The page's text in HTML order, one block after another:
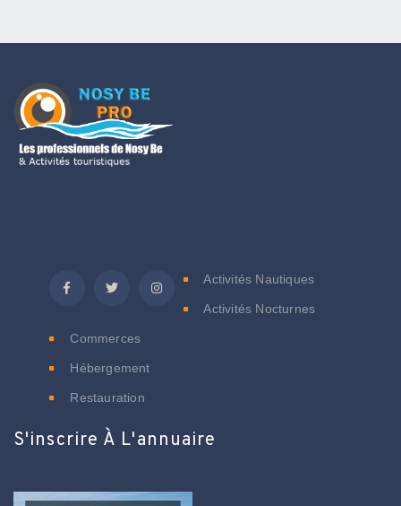
Activités Nautiques
Activités Nocturnes
Commerces
Hébergement
Restauration
S'inscrire À L'annuaire